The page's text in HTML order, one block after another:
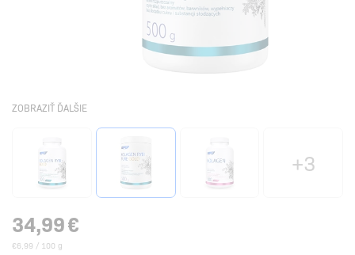
ZOBRAZIŤ ĎALŠIE
+3
34,99€
€6,99 / 100 g